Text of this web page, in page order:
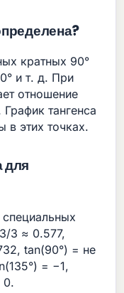
кратных 90°
и т. д. При
отношение
тангенса
в этих точках.
для
специальных
3 ≈ 0.577,
tan(90°) = не
= −1,
0.